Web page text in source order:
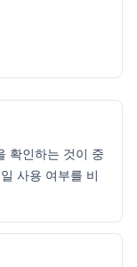
확인하는 것이 중
사용 여부를 비